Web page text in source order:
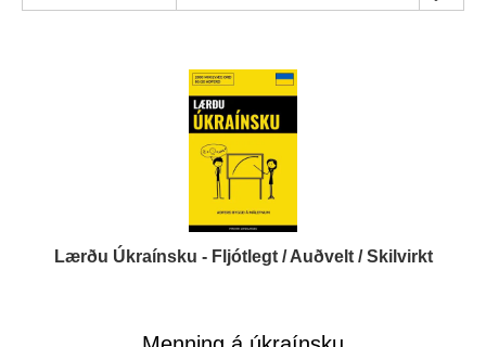
Lærðu Úkraínsku - Fljótlegt / Auðvelt / Skilvirkt